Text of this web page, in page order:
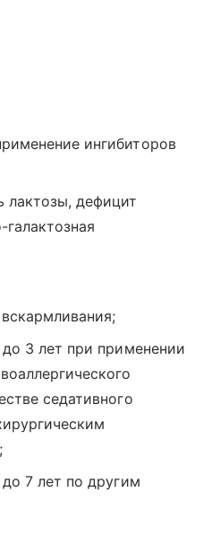
ингибиторов
лактозы, дефицит
3 лет при применении
седативного
7 лет по другим